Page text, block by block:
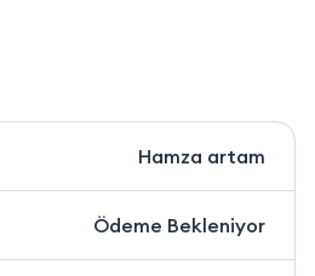
Hamza artam
Ödeme Bekleniyor